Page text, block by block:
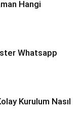
Hangi
Whatsapp
Kurulum Nasıl